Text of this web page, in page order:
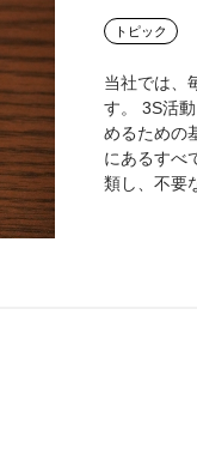
トピック
当社では、
す。 3S活
めるための
にあるすべ
類し、不要